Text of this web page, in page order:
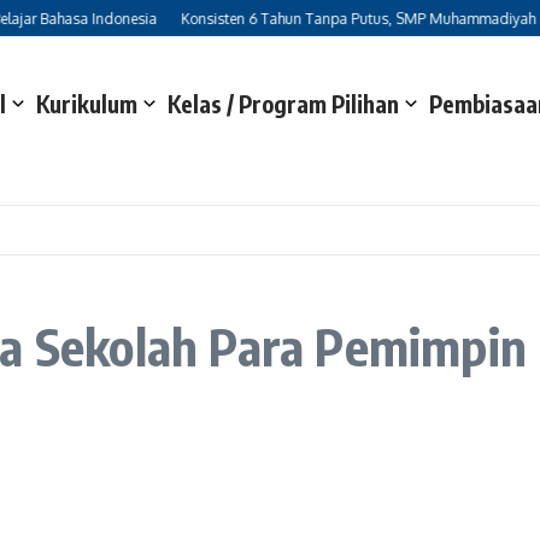
Bahasa Indonesia Konsisten 6 Tahun Tanpa Putus, SMP Muhammadiyah 7
Kurikulum Kelas / Program Pilihan
Sekolah Para Pemimpin